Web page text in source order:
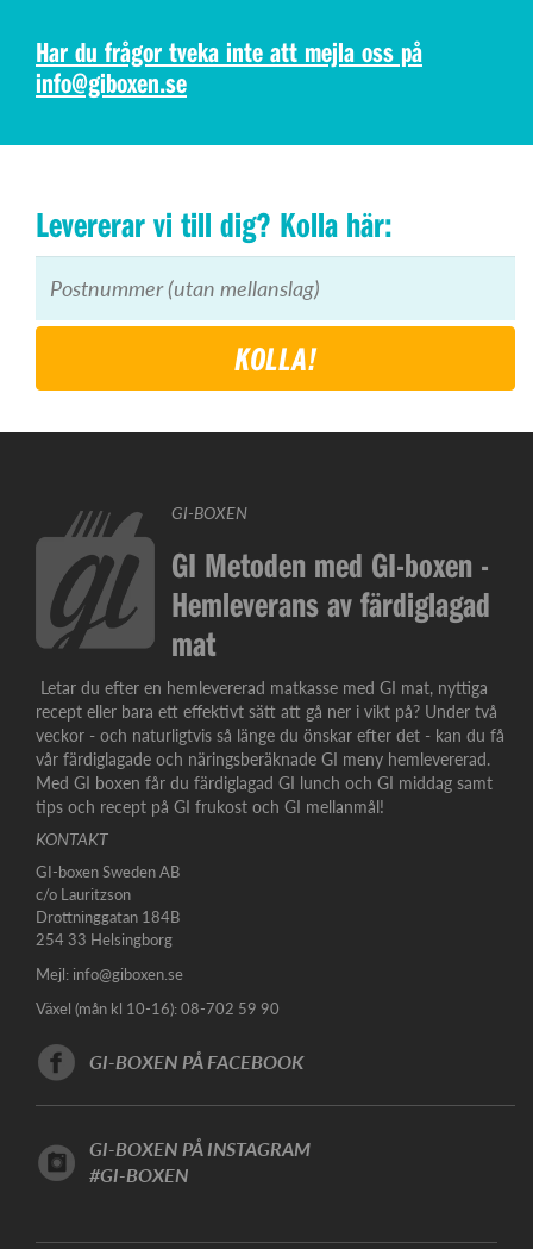
Har du frågor tveka inte att mejla oss på
info@giboxen.se
Levererar vi till dig? Kolla här:
KOLLA!
GI-BOXEN
GI Metoden med GI-boxen -
Hemleverans av färdiglagad
mat
Letar du efter en hemlevererad matkasse med GI mat, nyttiga
recept eller bara ett effektivt sätt att gå ner i vikt på? Under två
veckor - och naturligtvis så länge du önskar efter det - kan du få
vår färdiglagade och näringsberäknade GI meny hemlevererad.
Med GI boxen får du färdiglagad GI lunch och GI middag samt
tips och recept på GI frukost och GI mellanmål!
KONTAKT
GI-boxen Sweden AB
c/o Lauritzson
Drottninggatan 184B
254 33 Helsingborg
Mejl: info@giboxen.se
Växel (mån kl 10-16): 08-702 59 90
GI-BOXEN PÅ FACEBOOK
GI-BOXEN PÅ INSTAGRAM
#GI-BOXEN